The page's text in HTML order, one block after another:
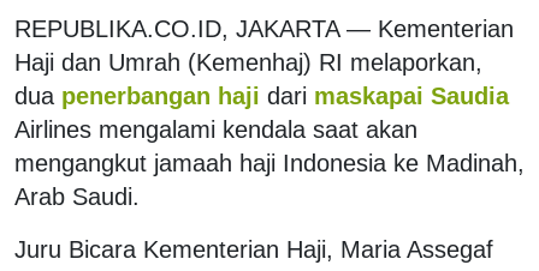
REPUBLIKA.CO.ID, JAKARTA — Kementerian
Haji dan Umrah (Kemenhaj) RI melaporkan,
dua penerbangan haji dari maskapai Saudia
Airlines mengalami kendala saat akan
mengangkut jamaah haji Indonesia ke Madinah,
Arab Saudi.
Juru Bicara Kementerian Haji, Maria Assegaf